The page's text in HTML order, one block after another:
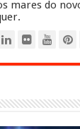
mares do